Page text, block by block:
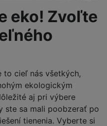
eko! Zvoľte
to cieľ nás všetkých,
ekologickým
aj pri výbere
ste sa mali poobzerať po
tienenia. Vyberte si